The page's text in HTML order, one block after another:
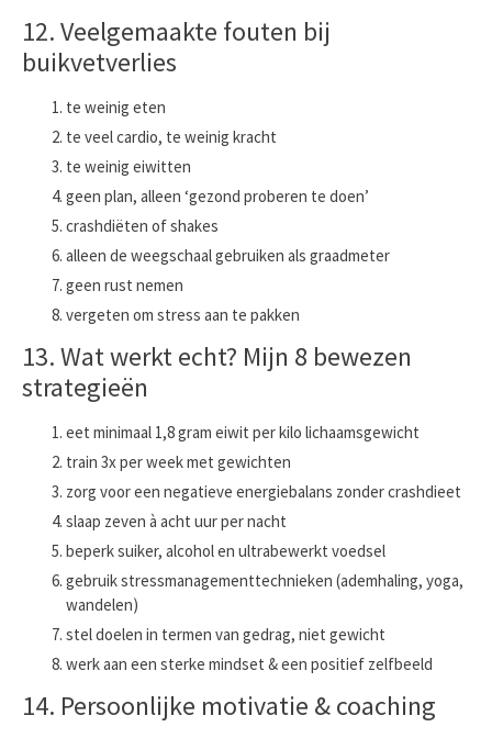
12. Veelgemaakte fouten bij
buikvetverlies
te weinig eten
te veel cardio, te weinig kracht
te weinig eiwitten
geen plan, alleen ‘gezond proberen te doen’
crashdiëten of shakes
alleen de weegschaal gebruiken als graadmeter
geen rust nemen
vergeten om stress aan te pakken
13. Wat werkt echt? Mijn 8 bewezen
strategieën
eet minimaal 1,8 gram eiwit per kilo lichaamsgewicht
train 3x per week met gewichten
zorg voor een negatieve energiebalans zonder crashdieet
slaap zeven à acht uur per nacht
beperk suiker, alcohol en ultrabewerkt voedsel
gebruik stressmanagementtechnieken (ademhaling, yoga,
wandelen)
stel doelen in termen van gedrag, niet gewicht
werk aan een sterke mindset & een positief zelfbeeld
14. Persoonlijke motivatie & coaching